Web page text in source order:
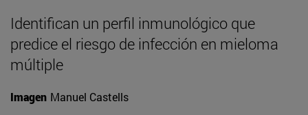
Identifican un perfil inmunológico que
predice el riesgo de infección en mieloma
múltiple
Imagen Manuel Castells